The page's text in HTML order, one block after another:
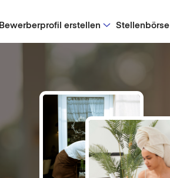
Bewerberprofil erstellen Stellenbörse